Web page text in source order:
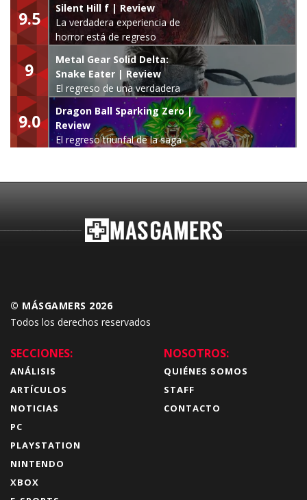
9.5
Silent Hill f | Review
La verdadera experiencia de
horror está de regreso
9
Metal Gear Solid Delta:
Snake Eater | Review
El regreso de una verdadera
leyenda
9.0
Dragon Ball Sparking Zero |
Review
El regreso triunfal de la saga
© MÁSGAMERS 2026
Todos los derechos reservados
SECCIONES:
ANÁLISIS
ARTÍCULOS
NOTICIAS
PC
PLAYSTATION
NINTENDO
XBOX
NOSOTROS:
QUIÉNES SOMOS
STAFF
CONTACTO